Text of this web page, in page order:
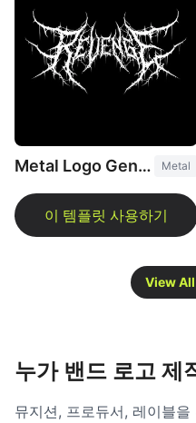
Metal Logo Generator Metal
View
누가 밴드 로고 제
뮤지션, 프로듀서, 레이블